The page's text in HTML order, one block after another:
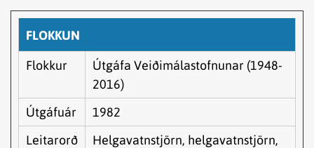
FLOKKUN
Flokkur
Útgáfa Veiðimálastofnunar (1948-
2016)
Útgáfuár
1982
Leitarorð
Helgavatnstjörn, helgavatnstjörn,